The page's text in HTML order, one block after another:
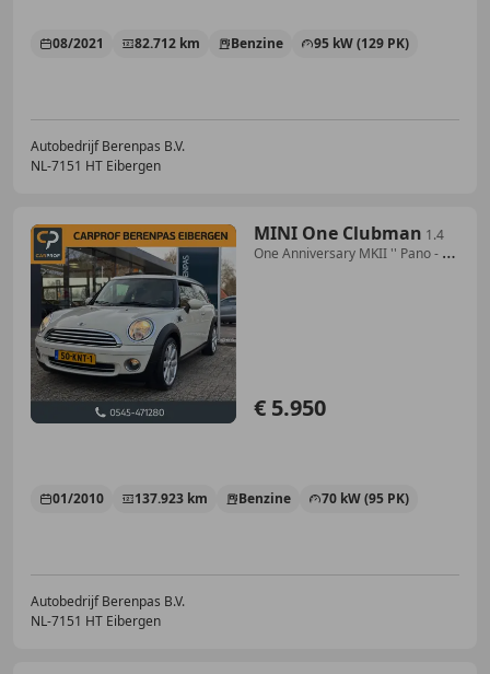
08/2021 82.712 km Benzine 95 kW (129 PK)
Autobedrijf Berenpas B.V.
NL-7151 HT Eibergen
MINI One Clubman 1.4
One Anniversary MKII '' Pano - CC
€ 5.950
01/2010 137.923 km Benzine 70 kW (95 PK)
Autobedrijf Berenpas B.V.
NL-7151 HT Eibergen